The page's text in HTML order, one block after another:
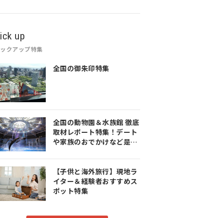
up
クアップ特集
全国の御朱印特集
全国の動物園＆水族館 徹底
取材レポート特集！デート
や家族のおでかけなど是非
【子供と海外旅行】現地ラ
イター＆経験者おすすめス
ポット特集